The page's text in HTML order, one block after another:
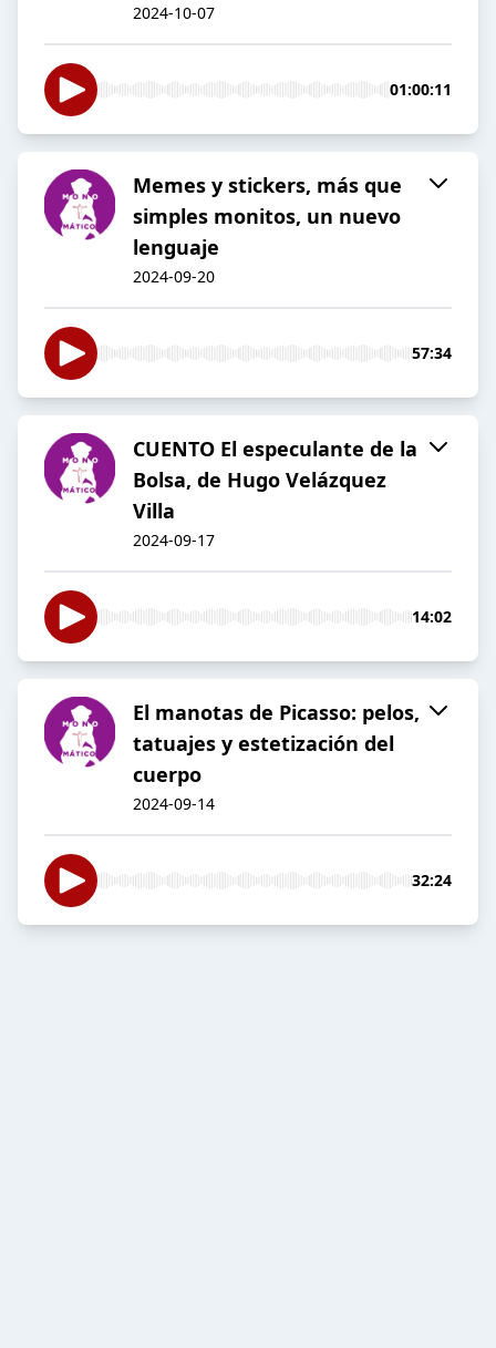
2024-10-07
01:00:11
Memes y stickers, más que
simples monitos, un nuevo
lenguaje
2024-09-20
57:34
CUENTO El especulante de la
Bolsa, de Hugo Velázquez
Villa
2024-09-17
14:02
El manotas de Picasso: pelos,
tatuajes y estetización del
cuerpo
2024-09-14
32:24